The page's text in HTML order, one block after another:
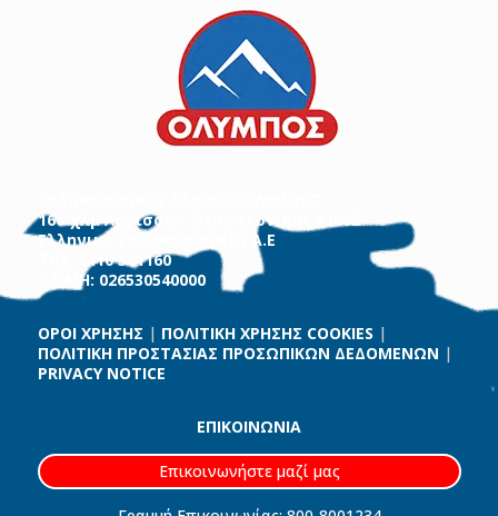
16ο χλμ Λάρισας – Θεσσαλονίκης 41002
Ελληνικά Γαλακτοκομεία Α.Ε
Τηλ. 2410 541160
Γ.Ε.ΜΗ: 026530540000
ΟΡΟΙ ΧΡΗΣΗΣ | ΠΟΛΙΤΙΚΗ ΧΡΗΣΗΣ COOKIES |
ΠΟΛΙΤΙΚΗ ΠΡΟΣΤΑΣΙΑΣ ΠΡΟΣΩΠΙΚΩΝ ΔΕΔΟΜΕΝΩΝ |
PRIVACY NOTICE
ΕΠΙΚΟΙΝΩΝΙΑ
Επικοινωνήστε μαζί μας